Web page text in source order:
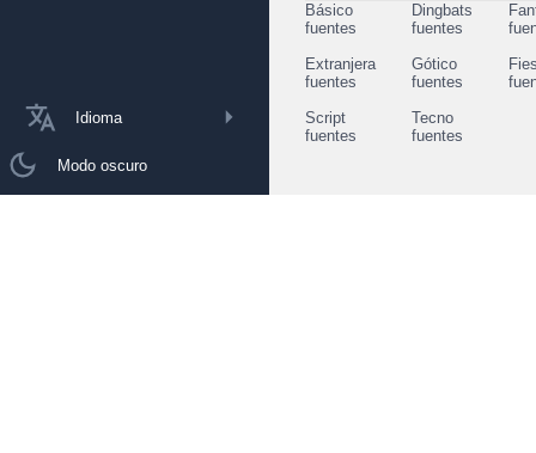
Idioma
Modo oscuro
Básico
fuentes
Dingbats
fuentes
Extranjera
fuentes
Gótico
fuentes
Script
fuentes
Tecno
fuentes